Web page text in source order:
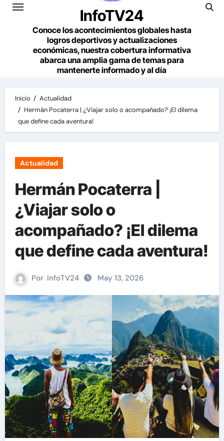
InfoTV24
Conoce los acontecimientos globales hasta
logros deportivos y actualizaciones
económicas, nuestra cobertura informativa
abarca una amplia gama de temas para
mantenerte informado y al día
Inicio
Actualidad
Hermán Pocaterra | ¿Viajar solo o acompañado? ¡El dilema
que define cada aventura!
Actualidad
Hermán Pocaterra |
¿Viajar solo o
acompañado? ¡El dilema
que define cada aventura!
Por InfoTV24 May 13, 2026